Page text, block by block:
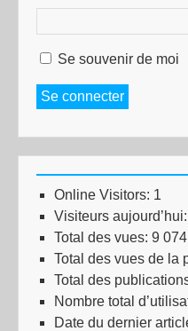
Se souvenir de moi
Se connecter
Online Visitors: 1
Visiteurs aujourd’hui:
Total des vues: 9 074
Total des vues de la
Total des
Nombre total
Date du dernier